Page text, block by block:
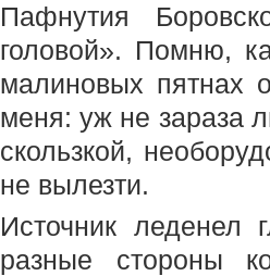
Пафнутия
головой». Помню,
малиновых пятнах
меня: уж не зараза
скользкой,
не вылезти.
Источник леденел
разные стороны